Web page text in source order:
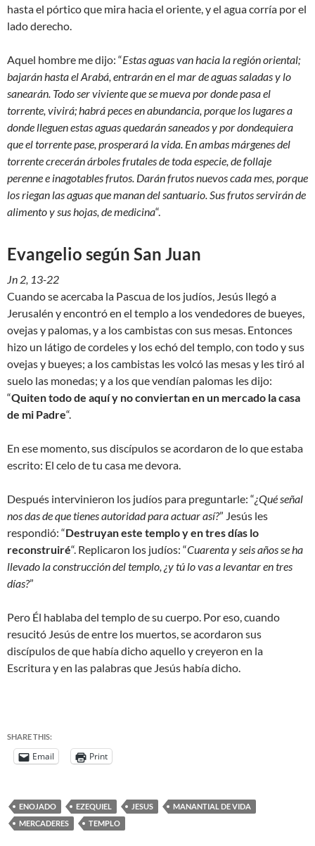
hasta el pórtico que mira hacia el oriente, y el agua corría por el
lado derecho.
Aquel hombre me dijo: “Estas aguas van hacia la región oriental;
bajarán hasta el Arabá, entrarán en el mar de aguas saladas y lo
sanearán. Todo ser viviente que se mueva por donde pasa el
torrente, vivirá; habrá peces en abundancia, porque los lugares a
donde lleguen estas aguas quedarán saneados y por dondequiera
que el torrente pase, prosperará la vida. En ambas márgenes del
torrente crecerán árboles frutales de toda especie, de follaje
perenne e inagotables frutos. Darán frutos nuevos cada mes, porque
los riegan las aguas que manan del santuario. Sus frutos servirán de
alimento y sus hojas, de medicina“.
Evangelio según San Juan
Jn 2, 13-22
Cuando se acercaba la Pascua de los judíos, Jesús llegó a
Jerusalén y encontró en el templo a los vendedores de bueyes,
ovejas y palomas, y a los cambistas con sus mesas. Entonces
hizo un látigo de cordeles y los echó del templo, con todo y sus
ovejas y bueyes; a los cambistas les volcó las mesas y les tiró al
suelo las monedas; y a los que vendían palomas les dijo:
“Quiten todo de aquí y no conviertan en un mercado la casa
de mi Padre“.
En ese momento, sus discípulos se acordaron de lo que estaba
escrito: El celo de tu casa me devora.
Después intervinieron los judíos para preguntarle: “¿Qué señal
nos das de que tienes autoridad para actuar así?” Jesús les
respondió: “Destruyan este templo y en tres días lo
reconstruiré“. Replicaron los judíos: “Cuarenta y seis años se ha
llevado la construcción del templo, ¿y tú lo vas a levantar en tres
días?”
Pero Él hablaba del templo de su cuerpo. Por eso, cuando
resucitó Jesús de entre los muertos, se acordaron sus
discípulos de que había dicho aquello y creyeron en la
Escritura y en las palabras que Jesús había dicho.
SHARE THIS:
Email Print
ENOJADO EZEQUIEL JESUS
MANANTIAL DE VIDA
MERCADERES
TEMPLO